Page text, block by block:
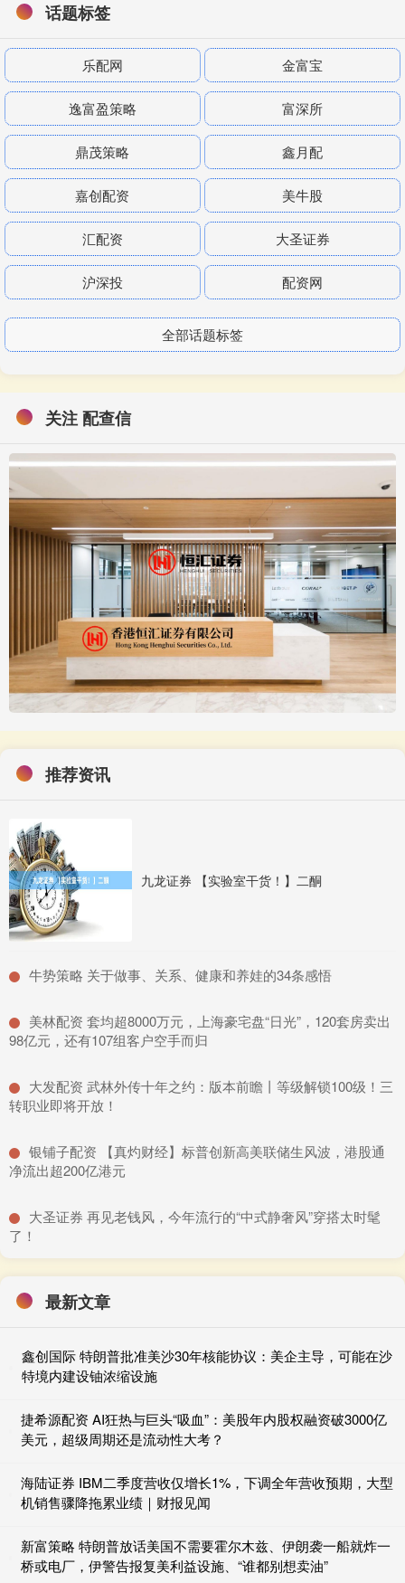
话题标签
乐配网 金富宝
逸富盈策略 富深所
鼎茂策略 鑫月配
嘉创配资 美牛股
汇配资 大圣证券
沪深投 配资网
全部话题标签
关注 配查信
推荐资讯
九龙证券 【实验室干货！】二酮
​牛势策略 关于做事、关系、健康和养娃的34条感悟
​美林配资 套均超8000万元，上海豪宅盘“日光”，120套房卖出
98亿元，还有107组客户空手而归
​大发配资 武林外传十年之约：版本前瞻丨等级解锁100级！三
转职业即将开放！
​银铺子配资 【真灼财经】标普创新高美联储生风波，港股通
净流出超200亿港元
​大圣证券 再见老钱风，今年流行的“中式静奢风”穿搭太时髦
了！
最新文章
鑫创国际 特朗普批准美沙30年核能协议：美企主导，可能在沙
特境内建设铀浓缩设施
捷希源配资 AI狂热与巨头“吸血”：美股年内股权融资破3000亿
美元，超级周期还是流动性大考？
海陆证券 IBM二季度营收仅增长1%，下调全年营收预期，大型
机销售骤降拖累业绩｜财报见闻
新富策略 特朗普放话美国不需要霍尔木兹、伊朗袭一船就炸一
桥或电厂，伊警告报复美利益设施、“谁都别想卖油”